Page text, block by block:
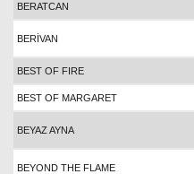
BERATCAN
BERİVAN
BEST OF FIRE
BEST OF MARGARET
BEYAZ AYNA
BEYOND THE FLAME